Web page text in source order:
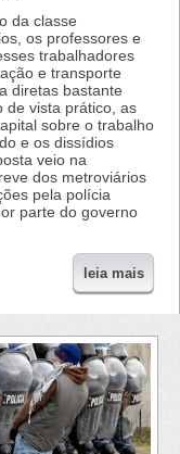
da classe
os professores e
trabalhadores
e transporte
diretas bastante
de vista prático, as
sobre o trabalho
e os dissídios
veio na
dos metroviários
pela polícia
parte do governo
leia mais